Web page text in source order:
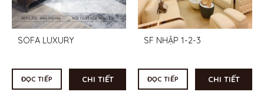
SOFA LUXURY
ĐỌC TIẾP CHI TIẾT
SF NHẬP 1-2-3
ĐỌC TIẾP CHI TIẾT